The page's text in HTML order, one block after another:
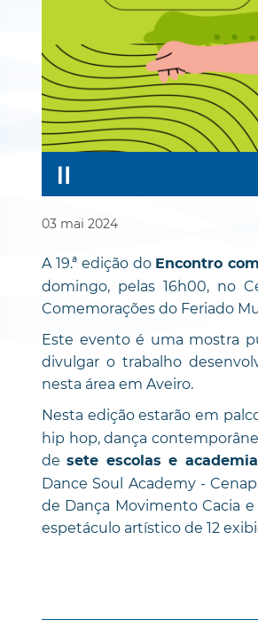
03 mai 2024
A 19.ª edição do Encontro
domingo, pelas 16h00, no
Comemorações do Feriado
Este evento é uma mostra
divulgar o trabalho
nesta área em Aveiro.
Nesta edição estarão em
hip hop, dança
desete escolas e
Dance Soul Academy -
de Dança Movimento Cacia
espetáculo artístico de 12